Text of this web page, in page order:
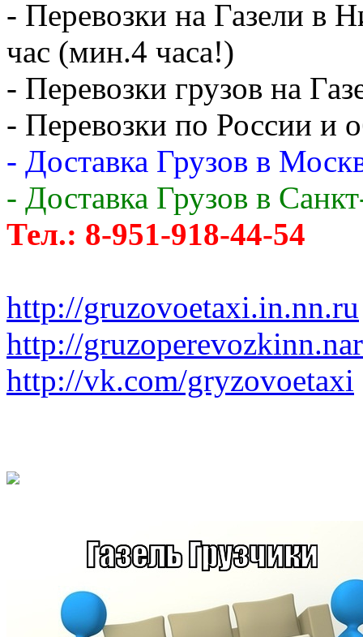
- Перевозки на Газели в
час (мин.4 часа!)
- Перевозки грузов на
- Перевозки по России и
- Доставка Грузов в
- Доставка Грузов в
Тел.: 8-951-918-44-54
http://gruzovoetaxi.in.nn.ru
http://
http://vk.com/gryzovoetaxi